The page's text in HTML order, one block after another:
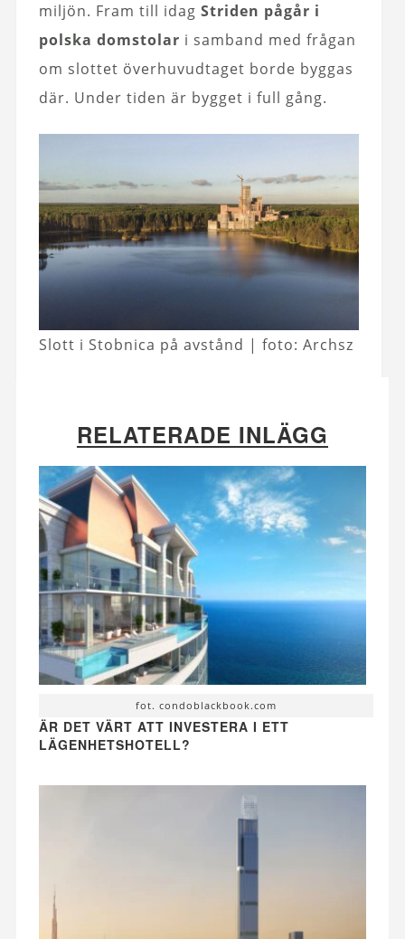
miljön. Fram till idag Striden pågår i
polska domstolar i samband med frågan
om slottet överhuvudtaget borde byggas
där. Under tiden är bygget i full gång.
Slott i Stobnica på avstånd | foto: Archsz
RELATERADE INLÄGG
fot. condoblackbook.com
ÄR DET VÄRT ATT INVESTERA I ETT
LÄGENHETSHOTELL?